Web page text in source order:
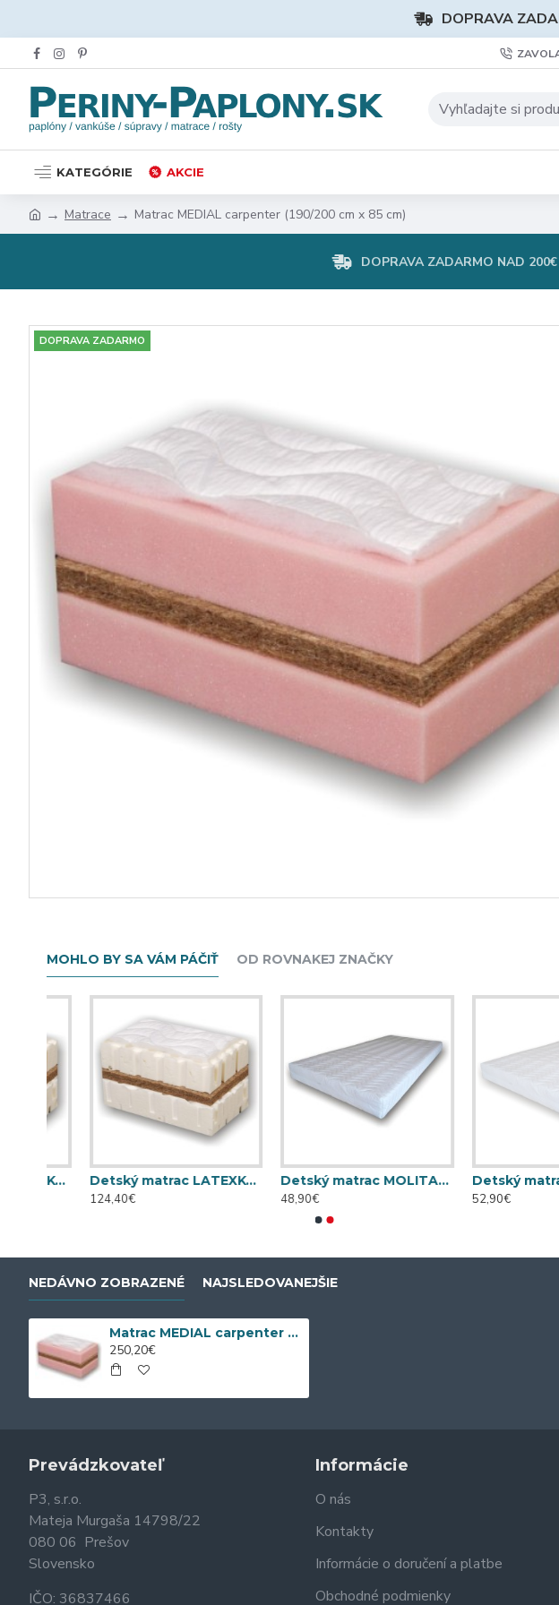
DOPRAVA
KATEGÓRIE AKCIE
Matrace Matrac MEDIAL carpenter (190/200 cm x 85 cm)
DOPRAVA ZADARMO NAD 200€
DOPRAVA ZADARMO
MOHLO BY SA VÁM PÁČIŤ OD ROVNAKEJ ZNAČKY
Detský matrac LATEXKO (140 cm x 70 cm)
124,40€
Detský matrac MOLITANKO TOP (120 cm x 60 cm)
NEDÁVNO ZOBRAZENÉ NAJSLEDOVANEJŠIE
Matrac MEDIAL carpenter (190/200 cm x 85 cm)
250,20€
Prevádzkovateľ
P3, s.r.o.
Mateja Murgaša 14798/22
080 06 Prešov
Slovensko
IČO: 36837466
Informácie
O nás
Kontakty
Informácie o doručení a platbe
Obchodné podmienky